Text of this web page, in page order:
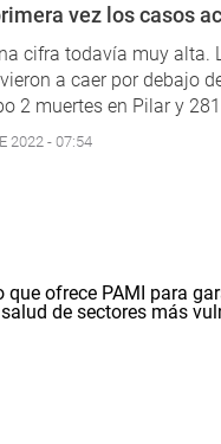
vez los casos
cifra todavía muy alta.
a caer por debajo
2 muertes en Pilar y
2022 - 07:54